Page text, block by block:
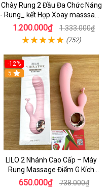
Chày Rung 2 Đầu Đa Chức Năng
- Rung_ kết Hợp Xoay masssage
Điểm G cao Cấp
1.200.000₫ 1.333.000₫
(752)
-12%
5
LILO 2 Nhánh Cao Cấp – Máy
Rung Massage Điểm G Kích
Thích Cực Sướng Cho Nàng
650.000₫ 738.000₫